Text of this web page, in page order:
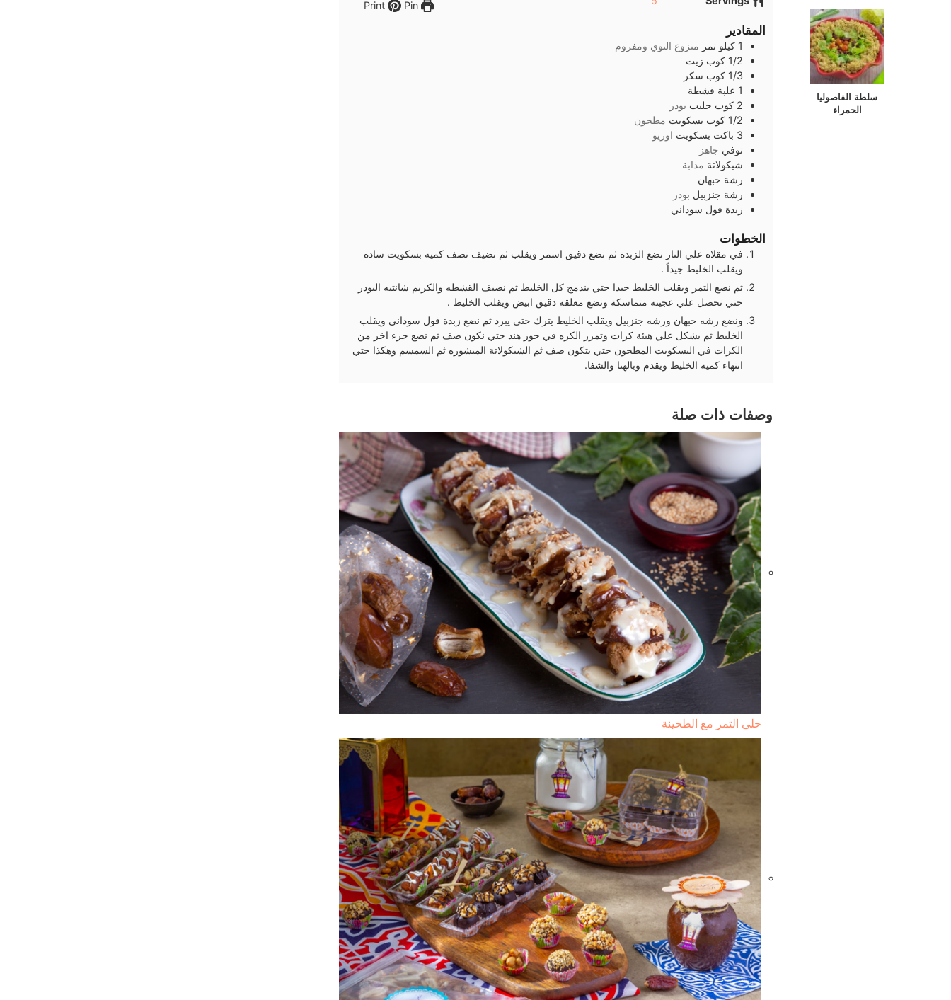
سلطة الفاصوليا
الحمراء
Print
Pin
المقادير
1 كيلو تمر منزوع النوي ومفروم
1/2 كوب زيت
1/3 كوب سكر
1 علبة قشطة
2 كوب حليب بودر
1/2 كوب بسكويت مطحون
3 باكت بسكويت اوريو
توفي جاهز
شيكولاتة مذابة
رشة حبهان
رشة جنزبيل بودر
زبدة فول سوداني
الخطوات
في مقلاه علي النار نضع الزبدة ثم نضع دقيق اسمر ويقلب ثم نضيف نصف كميه بسكويت ساده
ويقلب الخليط جيداً .
ثم نضع التمر ويقلب الخليط جيدا حتي يندمج كل الخليط ثم نضيف القشطه والكريم شانتيه البودر
حتي نحصل علي عجينه متماسكة ونضع معلقه دقيق ابيض ويقلب الخليط .
ونضع رشه حبهان ورشه جنزبيل ويقلب الخليط يترك حتي يبرد ثم نضع زبدة فول سوداني ويقلب
الخليط ثم يشكل علي هيئة كرات وتمرر الكره في جوز هند حتي نكون صف ثم نضع جزء اخر من
الكرات في البسكويت المطحون حتي يتكون صف ثم الشيكولاتة المبشوره ثم السمسم وهكذا حتي
انتهاء كميه الخليط ويقدم وبالهنا والشفا.
وصفات ذات صلة
حلى التمر مع الطحينة